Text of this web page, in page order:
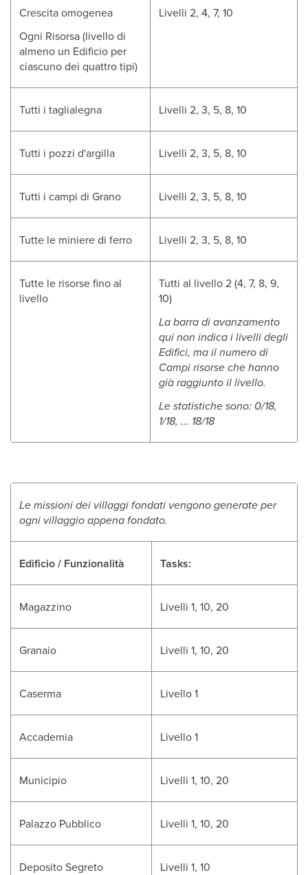
Crescita omogenea
Ogni Risorsa (livello di
almeno un Edificio per
ciascuno dei quattro tipi)
Livelli 2, 4, 7, 10
Tutti i taglialegna Livelli 2, 3, 5, 8, 10
Tutti i pozzi d'argilla Livelli 2, 3, 5, 8, 10
Tutti i campi di Grano Livelli 2, 3, 5, 8, 10
Tutte le miniere di ferro Livelli 2, 3, 5, 8, 10
Tutte le risorse fino al
livello
Tutti al livello 2 (4, 7, 8, 9,
10)
La barra di avanzamento
qui non indica i livelli degli
Edifici, ma il numero di
Campi risorse che hanno
già raggiunto il livello.
Le statistiche sono: 0/18,
1/18, ... 18/18
Le missioni dei villaggi fondati vengono generate per
ogni villaggio appena fondato.
Edificio / Funzionalità Tasks:
Magazzino Livelli 1, 10, 20
Granaio Livelli 1, 10, 20
Caserma Livello 1
Accademia Livello 1
Municipio Livelli 1, 10, 20
Palazzo Pubblico Livelli 1, 10, 20
Deposito Segreto Livelli 1, 10